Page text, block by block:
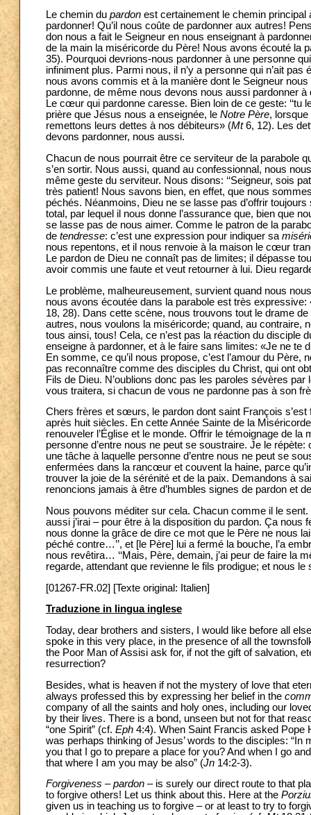
Le chemin du pardon est certainement le chemin
pardonner! Qu’il nous coûte de pardonner aux autres!
don nous a fait le Seigneur en nous enseignant à
de la main la miséricorde du Père! Nous avons écouté la
35). Pourquoi devrions-nous pardonner à une personne
infiniment plus. Parmi nous, il n’y a personne qui n’ait
nous avons commis et à la manière dont le Seigneur
pardonne, de même nous devons nous aussi pardonner
Le cœur qui pardonne caresse. Bien loin de ce geste: ‘‘tu
prière que Jésus nous a enseignée, le Notre Père,
remettons leurs dettes à nos débiteurs» (Mt6, 12). Les
devons pardonner, nous aussi.
Chacun de nous pourrait être ce serviteur de la parabole
s’en sortir. Nous aussi, quand au confessionnal, nous
même geste du serviteur. Nous disons: ‘‘Seigneur, sois
très patient! Nous savons bien, en effet, que nous
péchés. Néanmoins, Dieu ne se lasse pas d’offrir
total, par lequel il nous donne l’assurance que, bien que
se lasse pas de nous aimer. Comme le patron de la
de tendresse: c’est une expression pour indiquer sa
nous repentons, et il nous renvoie à la maison le cœur
Le pardon de Dieu ne connaît pas de limites; il dépasse
avoir commis une faute et veut retourner à lui. Dieu
Le problème, malheureusement, survient quand nous
nous avons écoutée dans la parabole est très expressive:
18, 28). Dans cette scène, nous trouvons tout le drame
autres, nous voulons la miséricorde; quand, au
tous ainsi, tous! Cela, ce n’est pas la réaction du disciple
enseigne à pardonner, et à le faire sans limites: «Je ne te
En somme, ce qu’il nous propose, c’est l’amour du
pas reconnaître comme des disciples du Christ, qui ont
Fils de Dieu. N’oublions donc pas les paroles sévères
vous traitera, si chacun de vous ne pardonne pas à son
Chers frères et sœurs, le pardon dont saint François s’est
après huit siècles. En cette Année Sainte de la
renouveler l’Église et le monde. Offrir le témoignage de la
personne d’entre nous ne peut se soustraire. Je le
une tâche à laquelle personne d’entre nous ne peut se
enfermées dans la rancœur et couvent la haine, parce
trouver la joie de la sérénité et de la paix. Demandons à
renoncions jamais à être d’humbles signes de pardon et
Nous pouvons méditer sur cela. Chacun comme il le
aussi j’irai – pour être à la disposition du pardon. Ça nous
nous donne la grâce de dire ce mot que le Père ne nous
péché contre…’’, et [le Père] lui a fermé la bouche, l’a
nous revêtira… ‘‘Mais, Père, demain, j’ai peur de faire la
regarde, attendant que revienne le fils prodigue; et nous
[01267-FR.02] [Texte original: Italien]
Traduzione in lingua inglese
Today, dear brothers and sisters, I would like before all
spoke in this very place, in the presence of all the
the Poor Man of Assisi ask for, if not the gift of salvation,
resurrection?
Besides, what is heaven if not the mystery of love that
always professed this by expressing her belief in the
company of all the saints and holy ones, including our
by their lives. There is a bond, unseen but not for that
“one Spirit” (cf. Eph 4:4). When Saint Francis asked Pope
was perhaps thinking of Jesus’ words to the disciples:
you that I go to prepare a place for you? And when I go
that where I am you may be also” (Jn 14:2-3).
Forgiveness – pardon – is surely our direct route to that
to forgive others! Let us think about this. Here at the
given us in teaching us to forgive – or at least to try to